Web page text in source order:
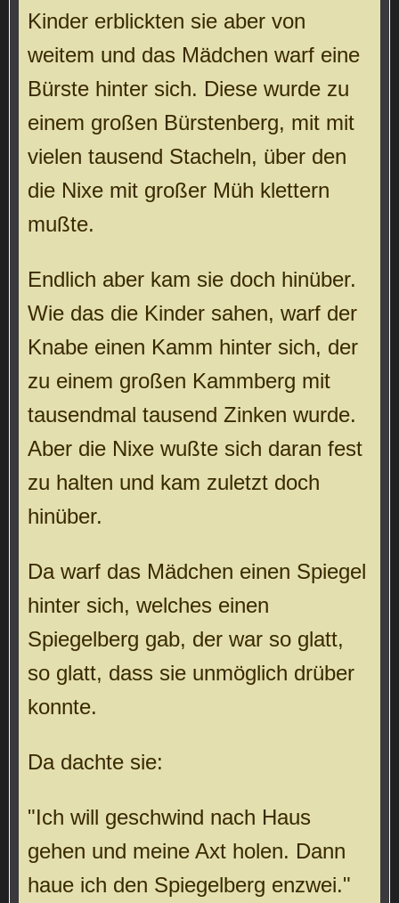
Kinder erblickten sie aber von
weitem und das Mädchen warf eine
Bürste hinter sich. Diese wurde zu
einem großen Bürstenberg, mit mit
vielen tausend Stacheln, über den
die Nixe mit großer Müh klettern
mußte.
Endlich aber kam sie doch hinüber.
Wie das die Kinder sahen, warf der
Knabe einen Kamm hinter sich, der
zu einem großen Kammberg mit
tausendmal tausend Zinken wurde.
Aber die Nixe wußte sich daran fest
zu halten und kam zuletzt doch
hinüber.
Da warf das Mädchen einen Spiegel
hinter sich, welches einen
Spiegelberg gab, der war so glatt,
so glatt, dass sie unmöglich drüber
konnte.
Da dachte sie:
"Ich will geschwind nach Haus
gehen und meine Axt holen. Dann
haue ich den Spiegelberg enzwei."